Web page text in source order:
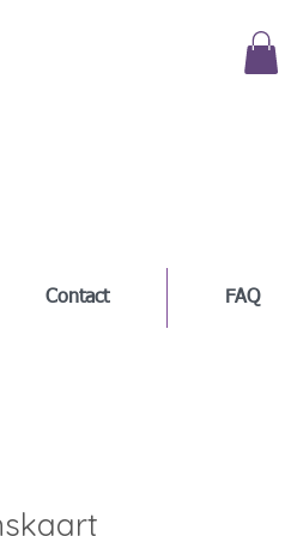
Contact FAQ